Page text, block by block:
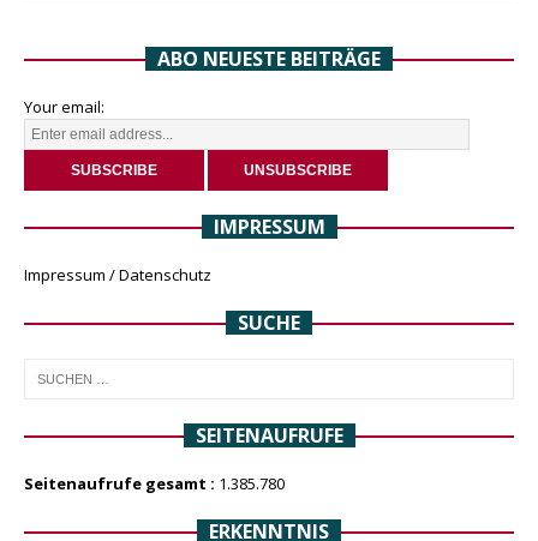
ABO NEUESTE BEITRÄGE
Your email:
IMPRESSUM
Impressum / Datenschutz
SUCHE
SEITENAUFRUFE
Seitenaufrufe gesamt : 1.385.780
ERKENNTNIS